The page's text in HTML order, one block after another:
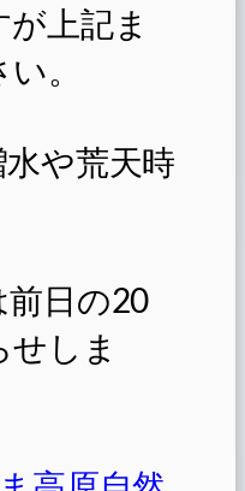
上記ま
。
水や荒天時
前日の20
しま